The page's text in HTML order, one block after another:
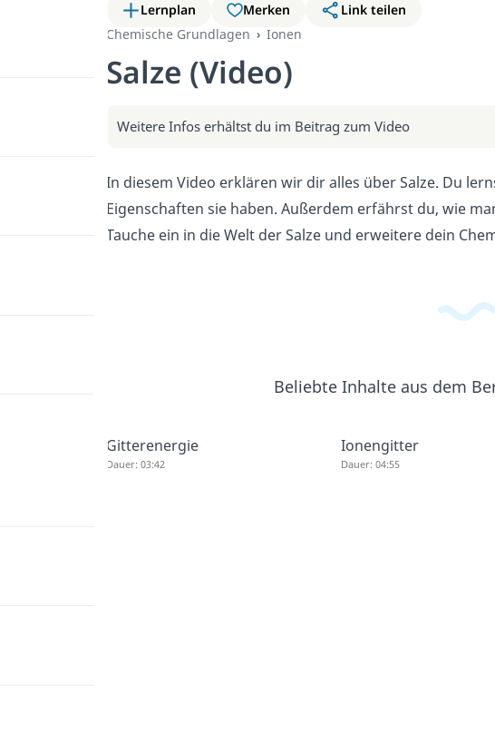
Lernplan Merken
Link teilen
Chemische Grundlagen
Ionen
Salze (Video)
Weitere Infos erhältst du im Beitrag zum Video
In diesem Video erklären wir dir alles über Salze. Du
Eigenschaften sie haben. Außerdem erfährst du, wie
Tauche ein in die Welt der Salze und erweitere dein
Beliebte Inhalte aus dem
Gitterenergie
Dauer: 03:42
Ionengitter
Dauer: 04:55